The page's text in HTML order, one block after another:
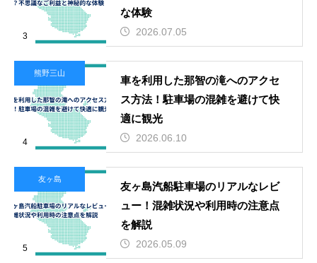
3
な体験
2026.07.05
熊野三山
4
車を利用した那智の滝へのアクセ
ス方法！駐車場の混雑を避けて快
適に観光
2026.06.10
友ヶ島
5
友ヶ島汽船駐車場のリアルなレビ
ュー！混雑状況や利用時の注意点
を解説
2026.05.09